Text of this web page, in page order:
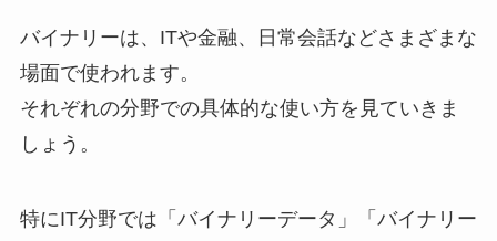
バイナリーは、ITや金融、日常会話などさまざまな
場面で使われます。
それぞれの分野での具体的な使い方を見ていきま
しょう。
特にIT分野では「バイナリーデータ」「バイナリー